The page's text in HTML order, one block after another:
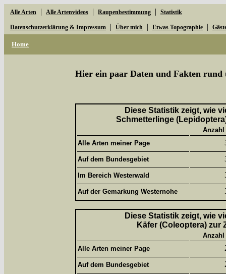
Alle Arten | Alle Artenvideos | Raupenbestimmung | Statistik
Datenschutzerklärung & Impressum | Über mich | Etwas Topographie |
Home
Hier ein paar Daten und Fakten rund
Diese Statistik zeigt, wie
Schmetterlinge
Alle Arten meiner Page
Auf dem Bundesgebiet
Im Bereich Westerwald
Auf der Gemarkung Westernohe
Diese Statistik zeigt, wie
Käfer (Coleoptera) zur
Alle Arten meiner Page
Auf dem Bundesgebiet